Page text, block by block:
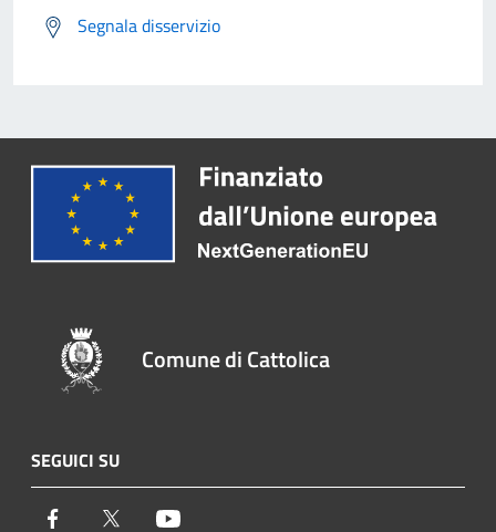
Segnala disservizio
Comune di Cattolica
SEGUICI SU
Facebook Twitter